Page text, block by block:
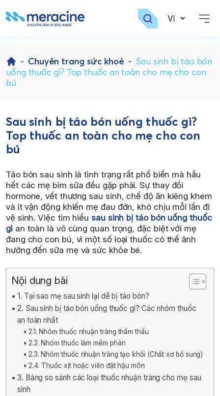
to
content
- Chuyên trang sức khoẻ - Sau sinh bị táo bón
uống thuốc gì? Top thuốc an toàn cho mẹ cho con
bú
Sau sinh bị táo bón uống thuốc gì?
Top thuốc an toàn cho mẹ cho con
bú
Táo bón sau sinh là tình trạng rất phổ biến mà hầu
hết các mẹ bỉm sữa đều gặp phải. Sự thay đổi
hormone, vết thương sau sinh, chế độ ăn kiêng khem
và ít vận động khiến mẹ đau đớn, khó chịu mỗi lần đi
vệ sinh. Việc tìm hiểusau sinh bị táo bón uống thuốc
gìan toàn là vô cùng quan trọng, đặc biệt với mẹ
đang cho con bú, vì một số loại thuốc có thể ảnh
hưởng đến sữa mẹ và sức khỏe bé.
Nội dung bài
1. Tại sao mẹ sau sinh lại dễ bị táo bón?
2. Sau sinh bị táo bón uống thuốc gì? Các nhóm thuốc
an toàn nhất
2.1. Nhóm thuốc nhuận tràng thẩm thấu
2.2. Nhóm thuốc làm mềm phân
2.3. Nhóm thuốc nhuận tràng tạo khối (Chất xơ bổ sung)
2.4. Thuốc xịt hoặc viên đặt hậu môn
3. Bảng so sánh các loại thuốc nhuận tràng cho mẹ sau
sinh